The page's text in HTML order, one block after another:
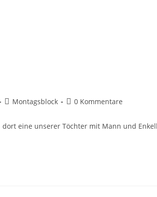
Montagsblock 0 Kommentare
eine unserer Töchter mit Mann und